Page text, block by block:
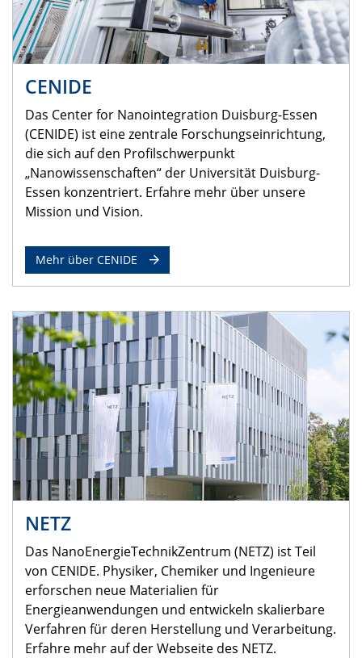
CENIDE
Das Center for Nanointegration Duisburg-Essen
(CENIDE) ist eine zentrale Forschungseinrichtung,
die sich auf den Profilschwerpunkt
„Nanowissenschaften“ der Universität Duisburg-
Essen konzentriert. Erfahre mehr über unsere
Mission und Vision.
Mehr über CENIDE
NETZ
Das NanoEnergieTechnikZentrum (NETZ) ist Teil
von CENIDE. Physiker, Chemiker und Ingenieure
erforschen neue Materialien für
Energieanwendungen und entwickeln skalierbare
Verfahren für deren Herstellung und Verarbeitung.
Erfahre mehr auf der Webseite des NETZ.